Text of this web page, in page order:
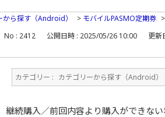
から探す（Android） > モバイルPASMO定期券 >
No : 2412 公開日時 : 2025/05/26 10:00 更新
カテゴリー : カテゴリーから探す（Android）
継続購入／前回内容より購入ができな